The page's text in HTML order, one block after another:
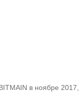
в ноябре